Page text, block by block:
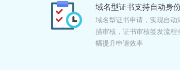
域名型证书支持自动身
域名型证书申请，实现自
描审核，证书审核签发流
幅提升申请效率